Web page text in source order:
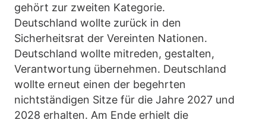
gehört zur zweiten Kategorie.
Deutschland wollte zurück in den
Sicherheitsrat der Vereinten Nationen.
Deutschland wollte mitreden, gestalten,
Verantwortung übernehmen. Deutschland
wollte erneut einen der begehrten
nichtständigen Sitze für die Jahre 2027 und
2028 erhalten. Am Ende erhielt die